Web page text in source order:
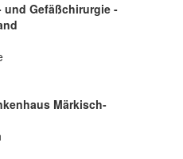
und Gefäßchirurgie -
Märkisch-